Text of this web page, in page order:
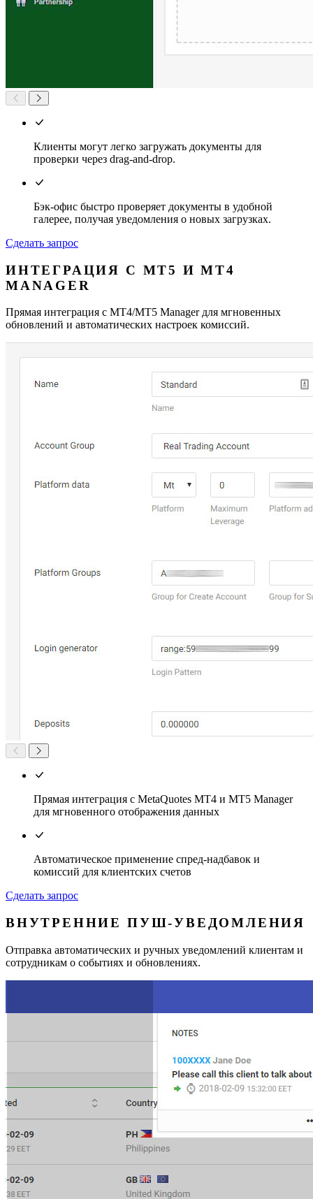
Клиенты могут легко загружать документы для
проверки через drag-and-drop.
Бэк-офис быстро проверяет документы в удобной
галерее, получая уведомления о новых загрузках.
Сделать запрос
ИНТЕГРАЦИЯ С MT5 И MT4
MANAGER
Прямая интеграция с MT4/MT5 Manager для мгновенных
обновлений и автоматических настроек комиссий.
Прямая интеграция с MetaQuotes MT4 и MT5 Manager
для мгновенного отображения данных
Автоматическое применение спред-надбавок и
комиссий для клиентских счетов
Сделать запрос
ВНУТРЕННИЕ ПУШ-УВЕДОМЛЕНИЯ
Отправка автоматических и ручных уведомлений клиентам и
сотрудникам о событиях и обновлениях.